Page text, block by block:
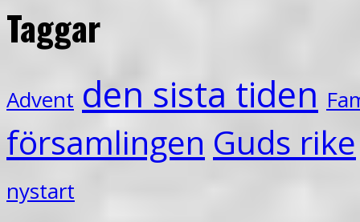
Taggar
Advent den sista tiden
församlingen Guds rike
nystart